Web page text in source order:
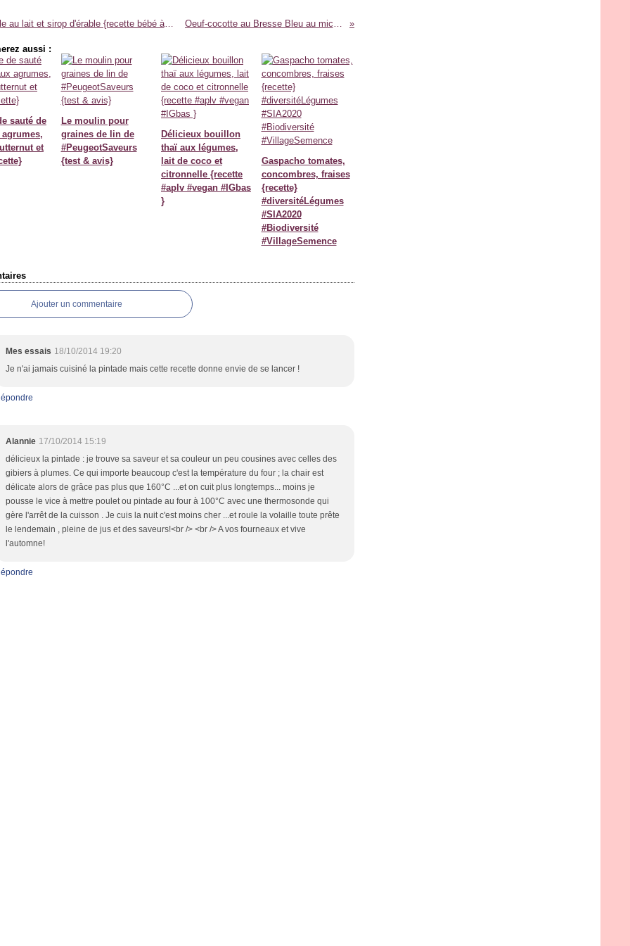
Semoule au lait et sirop d'érable {recette bébé à partir de 6 mois ou 8 mois} Oeuf-cocotte au Bresse Bleu au micro-ondes {5mn chrono}
aussi :
sauté de
et
Le moulin pour
graines de lin de
#PeugeotSaveurs
{test & avis}
Délicieux bouillon
thaï aux légumes,
lait de coco et
citronnelle {recette
#aplv #vegan #IGbas
}
Gaspacho tomates,
concombres, fraises
{recette}
#diversitéLégumes
#SIA2020
#Biodiversité
#VillageSemence
Ajouter un commentaire
Mes essais 18/10/2014 19:20
Je n'ai jamais cuisiné la pintade mais cette recette donne envie de se lancer !
Alannie 17/10/2014 15:19
délicieux la pintade : je trouve sa saveur et sa couleur un peu cousines avec celles des
gibiers à plumes. Ce qui importe beaucoup c'est la température du four ; la chair est
délicate alors de grâce pas plus que 160°C ...et on cuit plus longtemps... moins je
pousse le vice à mettre poulet ou pintade au four à 100°C avec une thermosonde qui
gère l'arrêt de la cuisson . Je cuis la nuit c'est moins cher ...et roule la volaille toute prête
le lendemain , pleine de jus et des saveurs!<br /> <br /> A vos fourneaux et vive
l'automne!